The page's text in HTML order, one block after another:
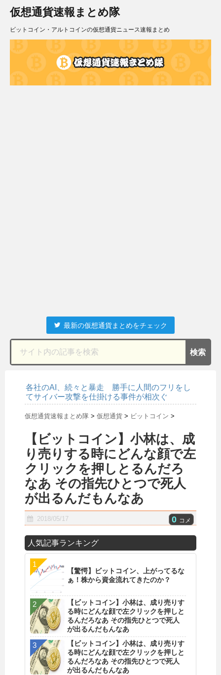
仮想通貨速報まとめ隊
ビットコイン・アルトコインの仮想通貨ニュース速報まとめ
最新の仮想通貨まとめをチェック
各社のAI、続々と暴走 勝手に人間のフリをし
てサイバー攻撃を仕掛ける事件が相次ぐ
仮想通貨速報まとめ隊 > 仮想通貨 > ビットコイン >
【ビットコイン】小林は、成
り売りする時にどんな顔で左
クリックを押しとるんだろ
なあ その指先ひとつで死人
が出るんだもんなあ
2018/05/17 0 コメ
人気記事ランキング
【驚愕】ビットコイン、上がってるな
ぁ！株から資金流れてきたのか？
【ビットコイン】小林は、成り売りす
る時にどんな顔で左クリックを押しと
るんだろなあ その指先ひとつで死人
が出るんだもんなあ
【ビットコイン】小林は、成り売りす
る時にどんな顔で左クリックを押しと
るんだろなあ その指先ひとつで死人
が出るんだもんなあ